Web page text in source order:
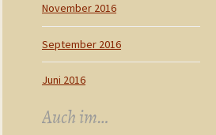
November 2016
September 2016
Juni 2016
Auch im…